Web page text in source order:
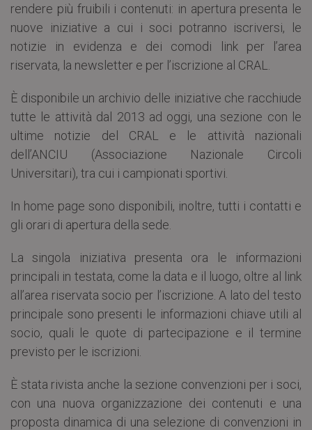
rendere più fruibili i contenuti: in apertura presenta le
nuove iniziative a cui i soci potranno iscriversi, le
notizie in evidenza e dei comodi link per l’area
riservata, la newsletter e per l’iscrizione al CRAL.
È disponibile un archivio delle iniziative che racchiude
tutte le attività dal 2013 ad oggi, una sezione con le
ultime notizie del CRAL e le attività nazionali
dell’ANCIU (Associazione Nazionale Circoli
Universitari), tra cui i campionati sportivi.
In home page sono disponibili, inoltre, tutti i contatti e
gli orari di apertura della sede.
La singola iniziativa presenta ora le informazioni
principali in testata, come la data e il luogo, oltre al link
all’area riservata socio per l’iscrizione. A lato del testo
principale sono presenti le informazioni chiave utili al
socio, quali le quote di partecipazione e il termine
previsto per le iscrizioni.
È stata rivista anche la sezione convenzioni per i soci,
con una nuova organizzazione dei contenuti e una
proposta dinamica di una selezione di convenzioni in